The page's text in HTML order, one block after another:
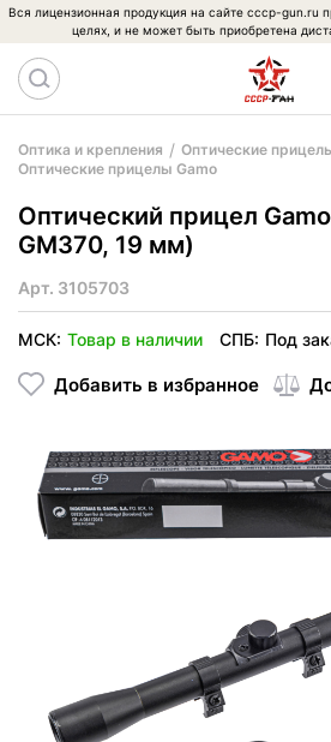
Вся лицензионная продукция на сайте cccp-gun.ru
целях, и не может быть приобретена
Оптика и крепления
Оптические
Оптические прицелы Gamo
Оптический прицел
GM370, 19 мм)
Арт. 3105703
МСК: Товар в наличии СПБ: Под
Добавить в избранное